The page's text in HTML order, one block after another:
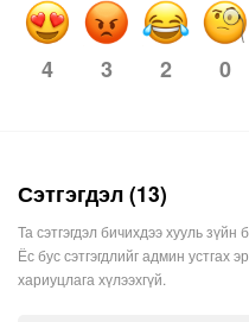
4 3 2 0
Сэтгэгдэл (13)
Та сэтгэгдэл бичихдээ хууль
Ёс бус сэтгэгдлийг админ устгах
хариуцлага хүлээхгүй.